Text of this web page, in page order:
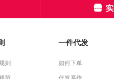
则
一件代发
如何下单